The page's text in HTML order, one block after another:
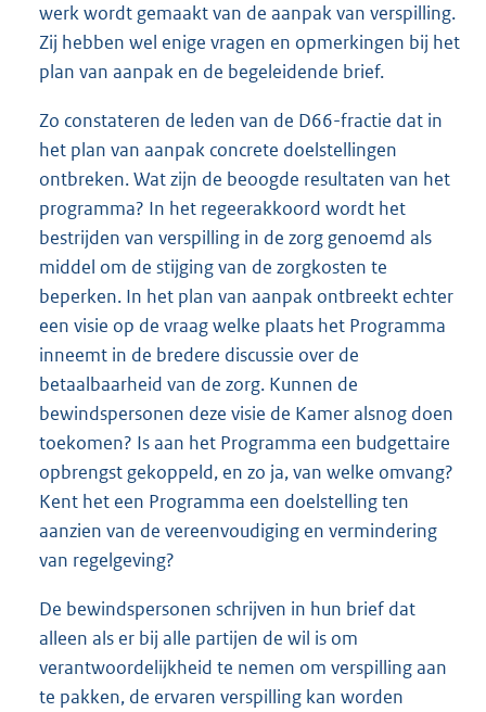
werk wordt gemaakt van de aanpak van verspilling.
Zij hebben wel enige vragen en opmerkingen bij het
plan van aanpak en de begeleidende brief.
Zo constateren de leden van de D66-fractie dat in
het plan van aanpak concrete doelstellingen
ontbreken. Wat zijn de beoogde resultaten van het
programma? In het regeerakkoord wordt het
bestrijden van verspilling in de zorg genoemd als
middel om de stijging van de zorgkosten te
beperken. In het plan van aanpak ontbreekt echter
een visie op de vraag welke plaats het Programma
inneemt in de bredere discussie over de
betaalbaarheid van de zorg. Kunnen de
bewindspersonen deze visie de Kamer alsnog doen
toekomen? Is aan het Programma een budgettaire
opbrengst gekoppeld, en zo ja, van welke omvang?
Kent het een Programma een doelstelling ten
aanzien van de vereenvoudiging en vermindering
van regelgeving?
De bewindspersonen schrijven in hun brief dat
alleen als er bij alle partijen de wil is om
verantwoordelijkheid te nemen om verspilling aan
te pakken, de ervaren verspilling kan worden